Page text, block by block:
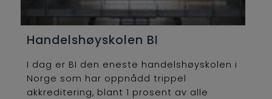
Handelshøyskolen BI
I dag er BI den eneste handelshøyskolen i
Norge som har oppnådd trippel
akkreditering, blant 1 prosent av alle